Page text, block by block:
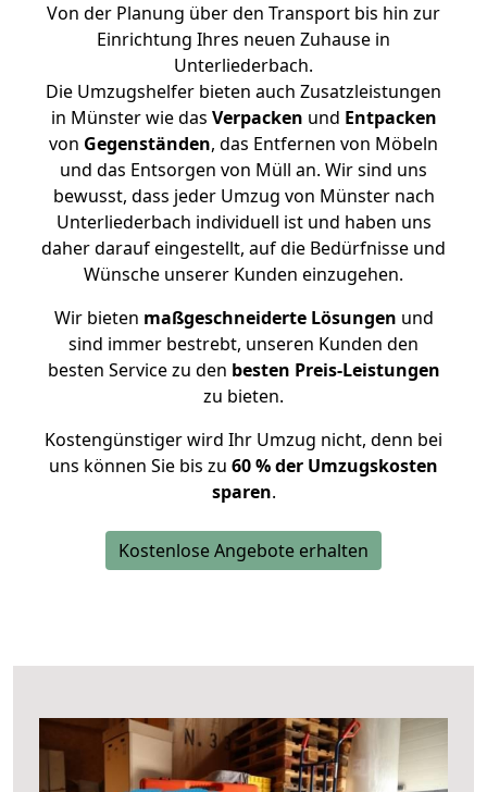
Von der Planung über den Transport bis hin zur
Einrichtung Ihres neuen Zuhause in
Unterliederbach.
Die Umzugshelfer bieten auch Zusatzleistungen
in Münster wie das Verpacken und Entpacken
von Gegenständen, das Entfernen von Möbeln
und das Entsorgen von Müll an. Wir sind uns
bewusst, dass jeder Umzug von Münster nach
Unterliederbach individuell ist und haben uns
daher darauf eingestellt, auf die Bedürfnisse und
Wünsche unserer Kunden einzugehen.
Wir bieten maßgeschneiderte Lösungen und
sind immer bestrebt, unseren Kunden den
besten Service zu den besten Preis-Leistungen
zu bieten.
Kostengünstiger wird Ihr Umzug nicht, denn bei
uns können Sie bis zu 60 % der Umzugskosten
sparen.
Kostenlose Angebote erhalten